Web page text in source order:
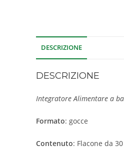
DESCRIZIONE
DESCRIZIONE
Integratore Alimentare a
Formato: gocce
Contenuto: Flacone da